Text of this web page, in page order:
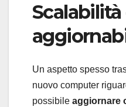
Scalabilità
Un aspetto spesso
nuovo computer
possibile aggiornare